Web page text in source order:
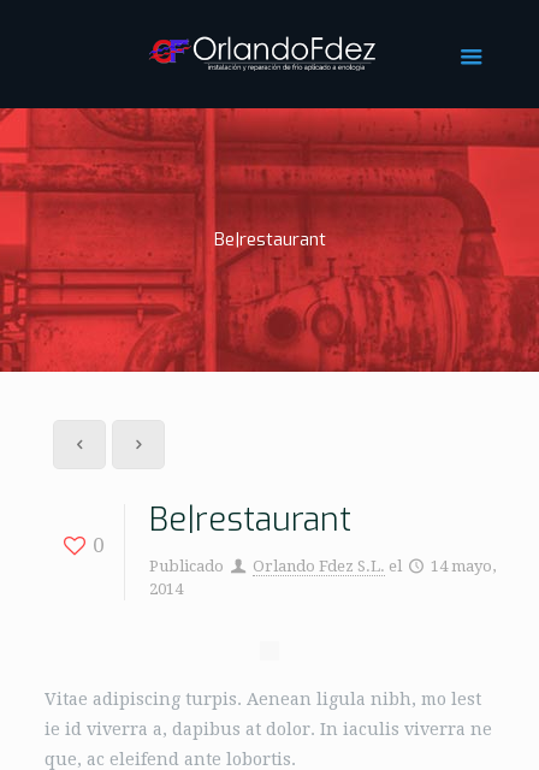
Be|restaurant
0
Be|restaurant
Publicado Orlando Fdez S.L. el
14 mayo,
2014
Vitae adipiscing turpis. Aenean ligula nibh, mo lest
ie id viverra a, dapibus at dolor. In iaculis viverra ne
que, ac eleifend ante lobortis.